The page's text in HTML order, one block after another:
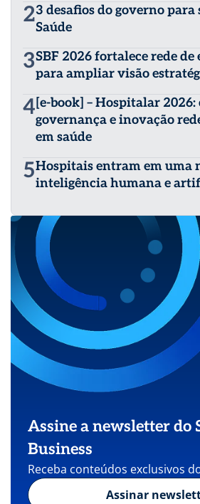
23 desafios do governo para
Saúde
3SBF 2026 fortalece rede de
para ampliar visão
4[e-book] – Hospitalar 2026:
governança e inovação
em saúde
5Hospitais entram em uma
inteligência humana e
Assine a newsletter do
Business
Receba conteúdos exclusivos
Assinar